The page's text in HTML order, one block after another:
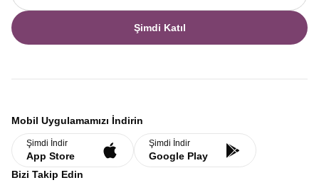
Şimdi Katıl
Mobil Uygulamamızı İndirin
Şimdi İndir
App Store
Şimdi İndir
Google Play
Bizi Takip Edin